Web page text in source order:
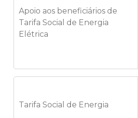
Apoio aos beneficiários de
Tarifa Social de Energia
Elétrica
Tarifa Social de Energia